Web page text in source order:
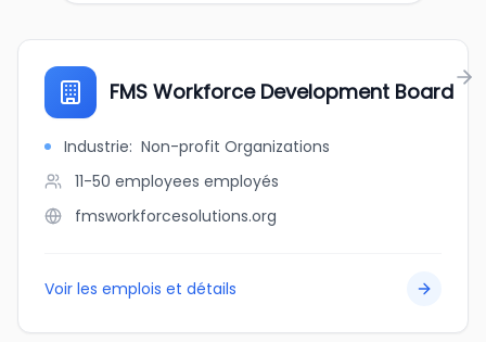
FMS Workforce Development Board
Industrie: Non-profit Organizations
11-50 employees employés
fmsworkforcesolutions.org
Voir les emplois et détails